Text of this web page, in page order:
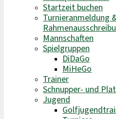
Startzeit buchen
Turnieranmeldung
Mannschaften
Spielgruppen
DiDaGo
MiHeGo
Trainer
Schnupper- und
Jugend